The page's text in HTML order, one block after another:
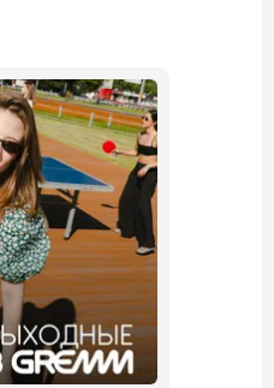
С 13:00 ДО 17:00ОТ
ПОСЛЕ 17:00